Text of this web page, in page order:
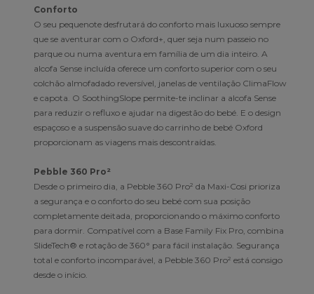
Conforto
O seu pequenote desfrutará do conforto mais luxuoso sempre
que se aventurar com o Oxford+, quer seja num passeio no
parque ou numa aventura em família de um dia inteiro. A
alcofa Sense incluída oferece um conforto superior com o seu
colchão almofadado reversível, janelas de ventilação ClimaFlow
e capota. O SoothingSlope permite-te inclinar a alcofa Sense
para reduzir o refluxo e ajudar na digestão do bebé. E o design
espaçoso e a suspensão suave do carrinho de bebé Oxford
proporcionam as viagens mais descontraídas.
Pebble 360 Pro²
Desde o primeiro dia, a Pebble 360 Pro² da Maxi-Cosi prioriza
a segurança e o conforto do seu bebé com sua posição
completamente deitada, proporcionando o máximo conforto
para dormir. Compatível com a Base Family Fix Pro, combina
SlideTech® e rotação de 360° para fácil instalação. Segurança
total e conforto incomparável, a Pebble 360 Pro² está consigo
desde o início.